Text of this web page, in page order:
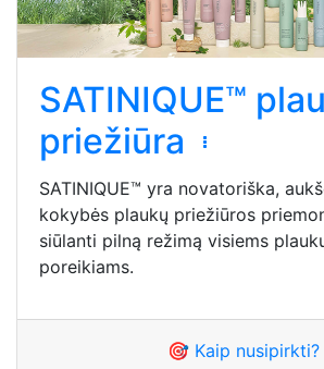
SATINIQUE™
priežiūra
SATINIQUE™ yra novatoriška,
kokybės plaukų priežiūros
siūlanti pilną režimą visiems
poreikiams.
🎯 Kaip nusipirkti?